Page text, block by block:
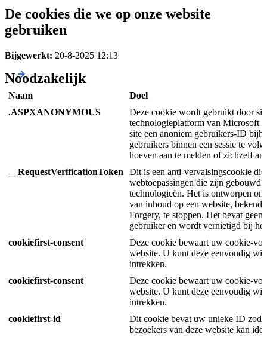
De cookies die we op onze website
gebruiken
Bijgewerkt: 20-8-2025 12:13
Noodzakelijk
Naam
Doel
.ASPXANONYMOUS
Deze cookie wordt gebruikt door
technologieplatform van Microsoft
site een anoniem gebruikers-ID
gebruikers binnen een sessie te
hoeven aan te melden of zichzelf
__RequestVerificationToken
Dit is een anti-vervalsingscookie
webtoepassingen die zijn
technologieën. Het is ontworpen
van inhoud op een website, bekend
Forgery, te stoppen. Het bevat
gebruiker en wordt vernietigd bij
cookiefirst-consent
Deze cookie bewaart uw cookie-
website. U kunt deze eenvoudig
intrekken.
cookiefirst-consent
Deze cookie bewaart uw cookie-
website. U kunt deze eenvoudig
intrekken.
cookiefirst-id
Dit cookie bevat uw unieke ID
bezoekers van deze website kan